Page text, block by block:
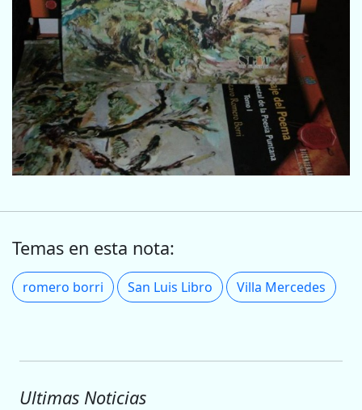
Temas en esta nota:
romero borri San Luis Libro Villa Mercedes
Ultimas Noticias